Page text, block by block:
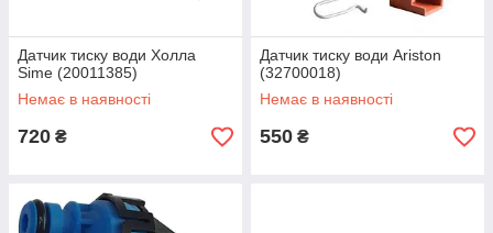
Датчик тиску води Холла
Sime (20011385)
Немає в наявності
720 ₴
Датчик тиску води Ariston
(32700018)
Немає в наявності
550 ₴